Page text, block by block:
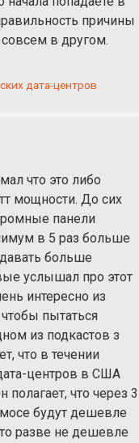
причины
в другом.
дата-центров
что это либо
мощности. До сих
панели
в 5 раз больше
больше
услышал про этот
интересно из
пытаться
из подкастов з
что в течении
центров в США
полагает, что через 3
будут дешевле
разве не дешевле